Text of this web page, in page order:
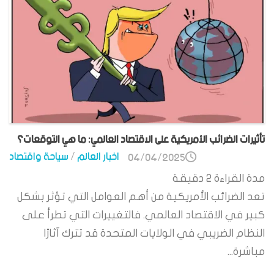
تأثيرات الضرائب الأمريكية على الاقتصاد العالمي: ما هي التوقعات؟
اخبار العالم/سياحة واقتصاد 04/04/2025
مدة القراءة 2 دقيقة
تعد الضرائب الأمريكية من أهم العوامل التي تؤثر بشكل
كبير في الاقتصاد العالمي. فالتغييرات التي تطرأ على
النظام الضريبي في الولايات المتحدة قد تترك آثارًا
مباشرة...